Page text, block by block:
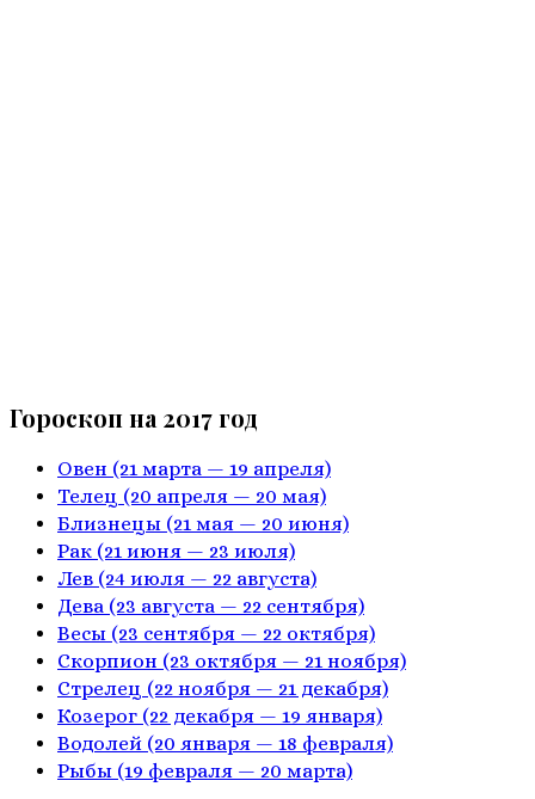
Гороскоп на 2017 год
Овен (21 марта — 19 апреля)
Телец (20 апреля — 20 мая)
Близнецы (21 мая — 20 июня)
Рак (21 июня — 23 июля)
Лев (24 июля — 22 августа)
Дева (23 августа — 22 сентября)
Весы (23 сентября — 22 октября)
Скорпион (23 октября — 21 ноября)
Стрелец (22 ноября — 21 декабря)
Козерог (22 декабря — 19 января)
Водолей (20 января — 18 февраля)
Рыбы (19 февраля — 20 марта)